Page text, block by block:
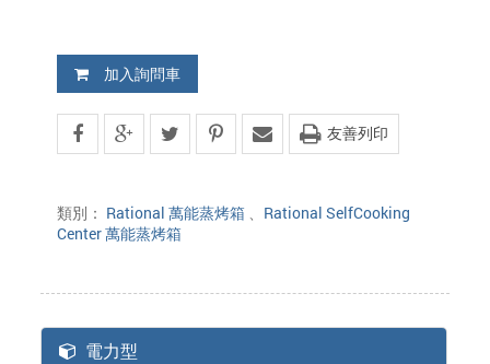
加入詢問車
友善列印
類別： Rational 萬能蒸烤箱 、 Rational SelfCooking
Center 萬能蒸烤箱
電力型